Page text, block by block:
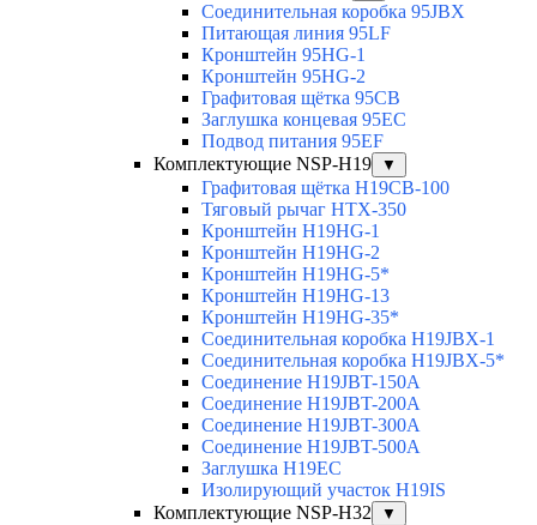
Соединительная коробка 95JBX
Питающая линия 95LF
Кронштейн 95HG-1
Кронштейн 95HG-2
Графитовая щётка 95CB
Заглушка концевая 95EC
Подвод питания 95EF
Комплектующие NSP-H19
▼
Графитовая щётка H19CB-100
Тяговый рычаг HTX-350
Кронштейн H19HG-1
Кронштейн H19HG-2
Кронштейн H19HG-5*
Кронштейн H19HG-13
Кронштейн H19HG-35*
Соединительная коробка H19JBX-1
Соединительная коробка H19JBX-5*
Соединение H19JBT-150A
Соединение H19JBT-200A
Соединение H19JBT-300A
Соединение H19JBT-500A
Заглушка H19EC
Изолирующий участок H19IS
Комплектующие NSP-H32
▼